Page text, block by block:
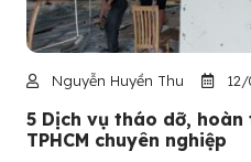
Nguyễn Huyền Thu
5 Dịch vụ tháo dỡ,
TPHCM chuyên nghiệp